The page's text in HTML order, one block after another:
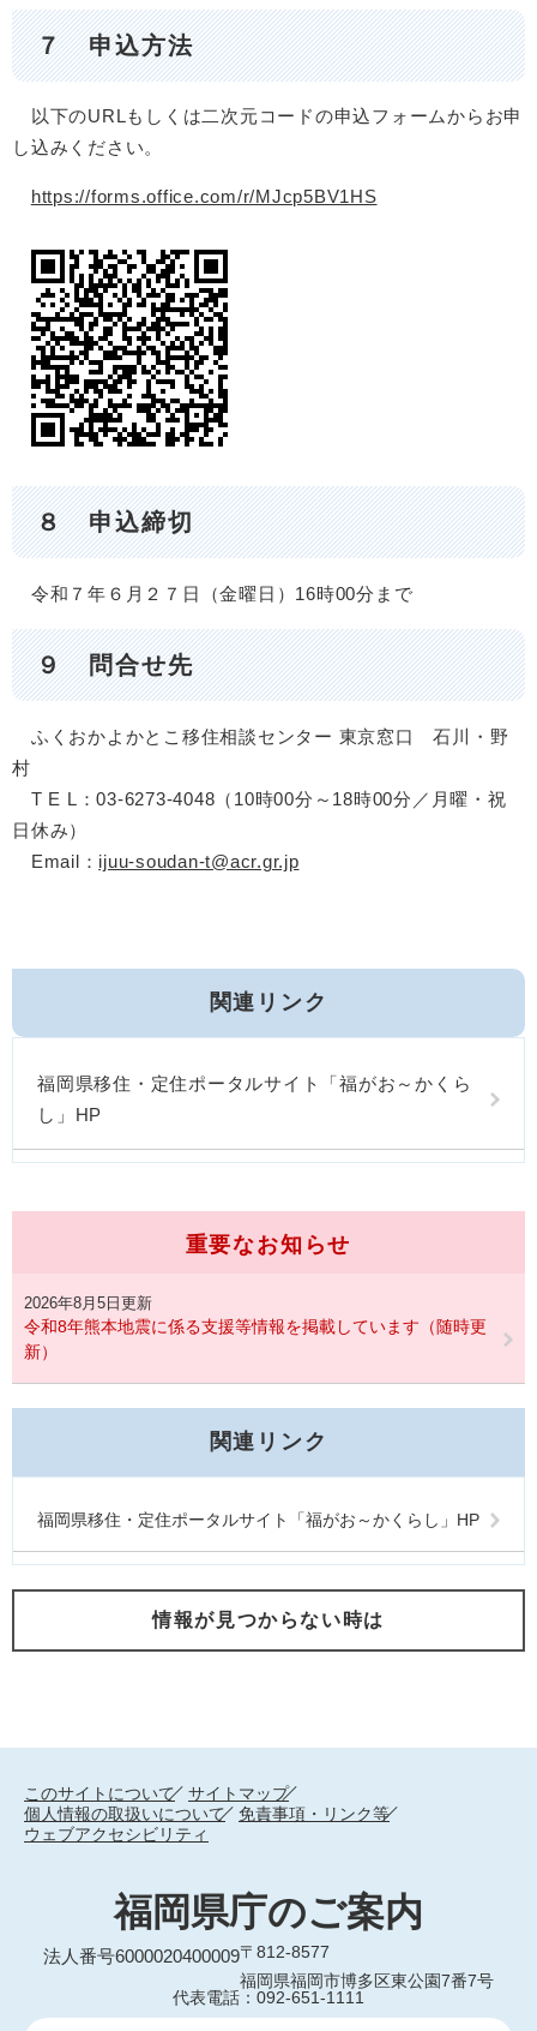
７ 申込方法
以下のURLもしくは二次元コードの申込フォームからお申
し込みください。
https://forms.office.com/r/MJcp5BV1HS
８ 申込締切
令和７年６月２７日（金曜日）16時00分まで
９ 問合せ先
ふくおかよかとこ移住相談センター 東京窓口 石川・野
村
T E L：03-6273-4048（10時00分～18時00分／月曜・祝
日休み）
Email： ijuu-soudan-t@acr.gr.jp
関連リンク
福岡県移住・定住ポータルサイト「福がお～かくら
し」HP
重要なお知らせ
2026年8月5日更新
令和8年熊本地震に係る支援等情報を掲載しています（随時更
新）
関連リンク
福岡県移住・定住ポータルサイト「福がお～かくらし」HP
情報が見つからない時は
このサイトについて
サイトマップ
個人情報の取扱いについて
免責事項・リンク等
ウェブアクセシビリティ
福岡県庁のご案内
法人番号6000020400009〒812-8577
福岡県福岡市博多区東公園7番7号
代表電話：092-651-1111